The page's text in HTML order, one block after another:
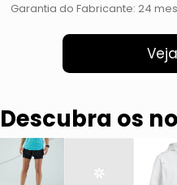
Garantia do Fabricante: 24
Descubra os